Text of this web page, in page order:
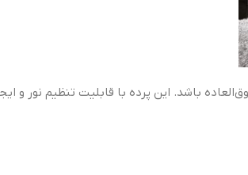
باشد. این پرده با قابلیت تنظیم نور و